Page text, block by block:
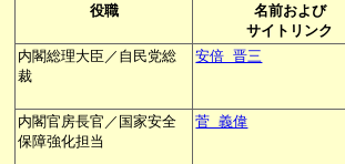
役職
名前および
サイトリンク
内閣総理大臣／自民党総
裁
安倍 晋三
内閣官房長官／国家安全
保障強化担当
菅 義偉